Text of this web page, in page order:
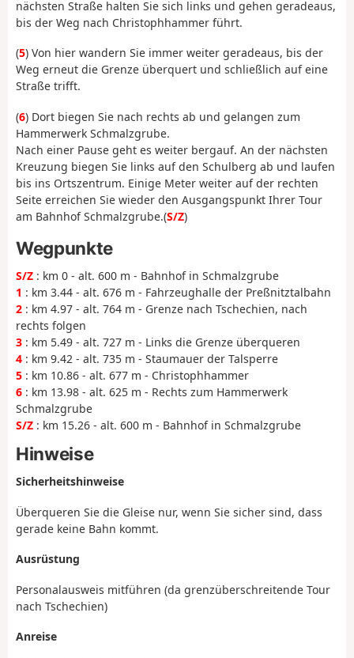
nächsten Straße halten Sie sich links und gehen geradeaus,
bis der Weg nach Christophhammer führt.
(5) Von hier wandern Sie immer weiter geradeaus, bis der
Weg erneut die Grenze überquert und schließlich auf eine
Straße trifft.
(6) Dort biegen Sie nach rechts ab und gelangen zum
Hammerwerk Schmalzgrube.
Nach einer Pause geht es weiter bergauf. An der nächsten
Kreuzung biegen Sie links auf den Schulberg ab und laufen
bis ins Ortszentrum. Einige Meter weiter auf der rechten
Seite erreichen Sie wieder den Ausgangspunkt Ihrer Tour
am Bahnhof Schmalzgrube.(S/Z)
Wegpunkte
S/Z : km 0 - alt. 600 m - Bahnhof in Schmalzgrube
1 : km 3.44 - alt. 676 m - Fahrzeughalle der Preßnitztalbahn
2 : km 4.97 - alt. 764 m - Grenze nach Tschechien, nach
rechts folgen
3 : km 5.49 - alt. 727 m - Links die Grenze überqueren
4 : km 9.42 - alt. 735 m - Staumauer der Talsperre
5 : km 10.86 - alt. 677 m - Christophhammer
6 : km 13.98 - alt. 625 m - Rechts zum Hammerwerk
Schmalzgrube
S/Z : km 15.26 - alt. 600 m - Bahnhof in Schmalzgrube
Hinweise
Sicherheitshinweise
Überqueren Sie die Gleise nur, wenn Sie sicher sind, dass
gerade keine Bahn kommt.
Ausrüstung
Personalausweis mitführen (da grenzüberschreitende Tour
nach Tschechien)
Anreise